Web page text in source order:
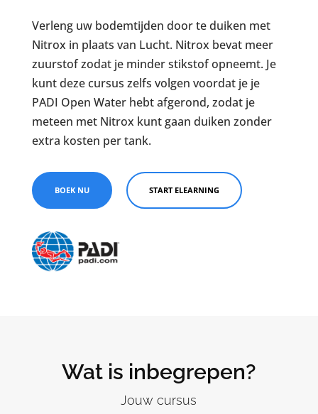
Verleng uw bodemtijden door te duiken met
Nitrox in plaats van Lucht. Nitrox bevat meer
zuurstof zodat je minder stikstof opneemt. Je
kunt deze cursus zelfs volgen voordat je je
PADI Open Water hebt afgerond, zodat je
meteen met Nitrox kunt gaan duiken zonder
extra kosten per tank.
BOEK NU START ELEARNING
Wat is inbegrepen?
Jouw cursus